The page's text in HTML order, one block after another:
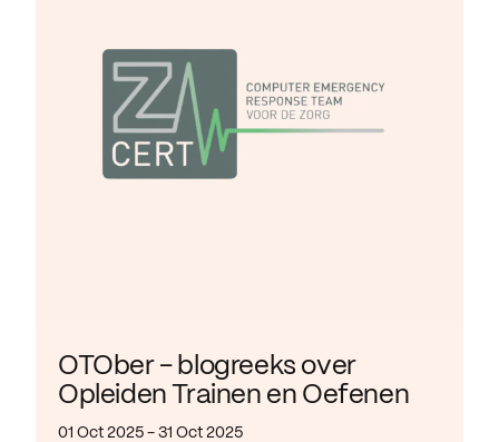
OTOber - blogreeks over
Opleiden Trainen en Oefenen
01 Oct 2025 - 31 Oct 2025